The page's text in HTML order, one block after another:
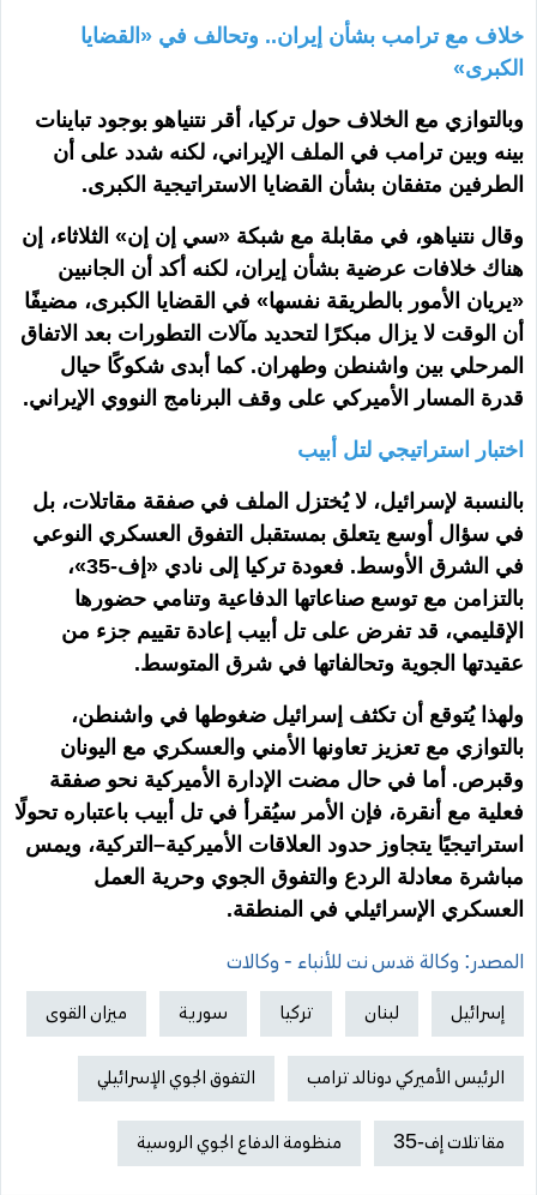
خلاف مع ترامب بشأن إيران.. وتحالف في «القضايا
الكبرى»
وبالتوازي مع الخلاف حول تركيا، أقر نتنياهو بوجود تباينات
بينه وبين ترامب في الملف الإيراني، لكنه شدد على أن
الطرفين متفقان بشأن القضايا الاستراتيجية الكبرى.
وقال نتنياهو، في مقابلة مع شبكة «سي إن إن» الثلاثاء، إن
هناك خلافات عرضية بشأن إيران، لكنه أكد أن الجانبين
«يريان الأمور بالطريقة نفسها» في القضايا الكبرى، مضيفًا
أن الوقت لا يزال مبكرًا لتحديد مآلات التطورات بعد الاتفاق
المرحلي بين واشنطن وطهران. كما أبدى شكوكًا حيال
قدرة المسار الأميركي على وقف البرنامج النووي الإيراني.
اختبار استراتيجي لتل أبيب
بالنسبة لإسرائيل، لا يُختزل الملف في صفقة مقاتلات، بل
في سؤال أوسع يتعلق بمستقبل التفوق العسكري النوعي
في الشرق الأوسط. فعودة تركيا إلى نادي «إف-35»،
بالتزامن مع توسع صناعاتها الدفاعية وتنامي حضورها
الإقليمي، قد تفرض على تل أبيب إعادة تقييم جزء من
عقيدتها الجوية وتحالفاتها في شرق المتوسط.
ولهذا يُتوقع أن تكثف إسرائيل ضغوطها في واشنطن،
بالتوازي مع تعزيز تعاونها الأمني والعسكري مع اليونان
وقبرص. أما في حال مضت الإدارة الأميركية نحو صفقة
فعلية مع أنقرة، فإن الأمر سيُقرأ في تل أبيب باعتباره تحولًا
استراتيجيًا يتجاوز حدود العلاقات الأميركية–التركية، ويمس
مباشرة معادلة الردع والتفوق الجوي وحرية العمل
العسكري الإسرائيلي في المنطقة.
المصدر: وكالة قدس نت للأنباء - وكالات
إسرائيل لبنان تركيا سورية ميزان القوى
الرئيس الأميركي دونالد ترامب التفوق الجوي الإسرائيلي
مقاتلات إف-35 منظومة الدفاع الجوي الروسية